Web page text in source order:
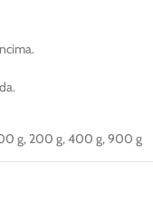
g, 200 g,400 g,900 g